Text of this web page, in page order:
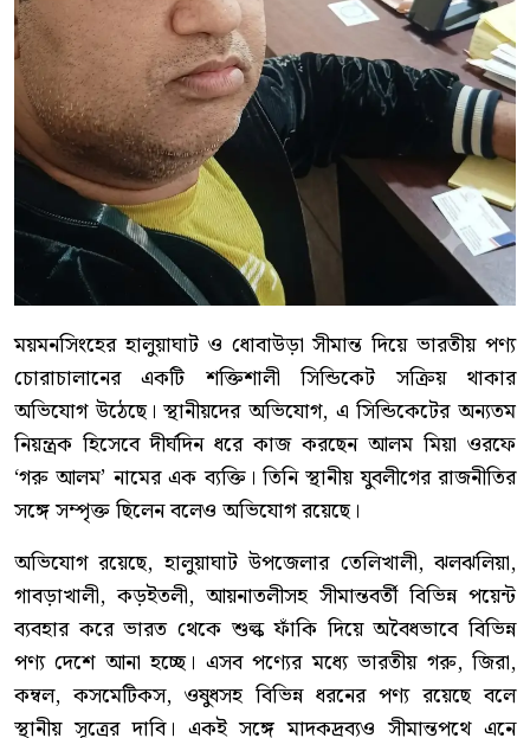
ময়মনসিংহের হালুয়াঘাট ও ধোবাউড়া সীমান্ত দিয়ে ভারতীয় পণ্য
চোরাচালানের একটি শক্তিশালী সিন্ডিকেট সক্রিয় থাকার
অভিযোগ উঠেছে। স্থানীয়দের অভিযোগ, এ সিন্ডিকেটের অন্যতম
নিয়ন্ত্রক হিসেবে দীর্ঘদিন ধরে কাজ করছেন আলম মিয়া ওরফে
‘গরু আলম’ নামের এক ব্যক্তি। তিনি স্থানীয় যুবলীগের রাজনীতির
সঙ্গে সম্পৃক্ত ছিলেন বলেও অভিযোগ রয়েছে।
অভিযোগ রয়েছে, হালুয়াঘাট উপজেলার তেলিখালী, ঝলঝলিয়া,
গাবড়াখালী, কড়ইতলী, আয়নাতলীসহ সীমান্তবর্তী বিভিন্ন পয়েন্ট
ব্যবহার করে ভারত থেকে শুল্ক ফাঁকি দিয়ে অবৈধভাবে বিভিন্ন
পণ্য দেশে আনা হচ্ছে। এসব পণ্যের মধ্যে ভারতীয় গরু, জিরা,
কম্বল, কসমেটিকস, ওষুধসহ বিভিন্ন ধরনের পণ্য রয়েছে বলে
স্থানীয় সূত্রের দাবি। একই সঙ্গে মাদকদ্রব্যও সীমান্তপথে এনে